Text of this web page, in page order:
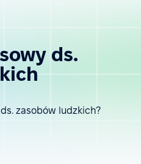
ds.
zasobów ludzkich?